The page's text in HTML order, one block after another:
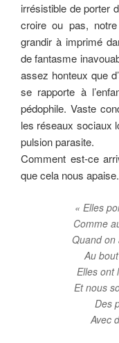
irrésistible de porter
croire ou pas,
grandir à imprimé
de fantasme
assez honteux que
se rapporte à
pédophile. Vaste
les réseaux sociaux
pulsion parasite.
Comment est-ce
que cela nous
« Elles
Comme
Quand on
Au
Elles ont
Et nous
Des
Avec